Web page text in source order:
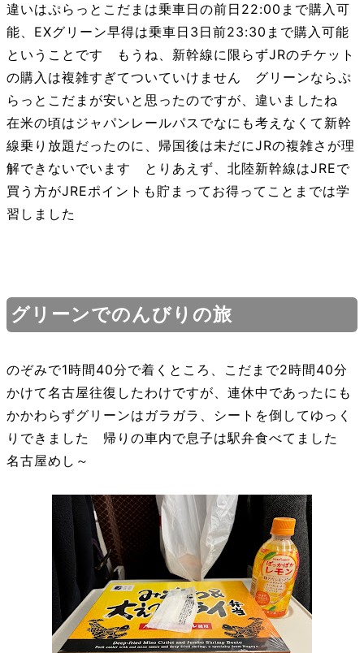
違いはぷらっとこだまは乗車日の前日22:00まで購入可
能、EXグリーン早得は乗車日3日前23:30まで購入可能
ということです もうね、新幹線に限らずJRのチケット
の購入は複雑すぎてついていけません グリーンならぷ
らっとこだまが安いと思ったのですが、違いましたね
在米の頃はジャパンレールパスでなにも考えなくて新幹
線乗り放題だったのに、帰国後は未だにJRの複雑さが理
解できないでいます とりあえず、北陸新幹線はJREで
買う方がJREポイントも貯まってお得ってことまでは学
習しました
グリーンでのんびりの旅
のぞみで1時間40分で着くところ、こだまで2時間40分
かけて名古屋往復したわけですが、連休中であったにも
かかわらずグリーンはガラガラ、シートを倒してゆっく
りできました 帰りの車内で息子は駅弁食べてました
名古屋めし～